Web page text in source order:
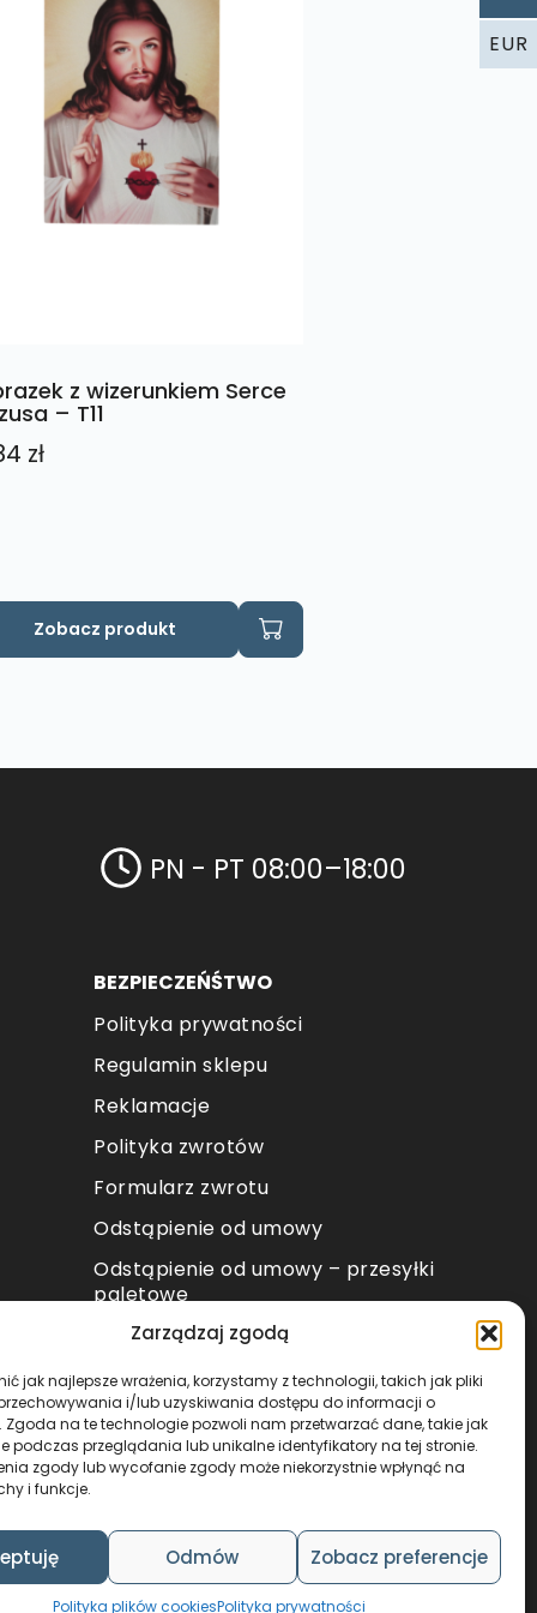
Zarządzaj zgodą
jak najlepsze wrażenia, korzystamy z technologii, takich jak pliki
i/lub uzyskiwania dostępu do informacji o
Zgoda na te technologie pozwoli nam przetwarzać dane, takie jak
podczas przeglądania lub unikalne identyfikatory na tej stronie.
zgody lub wycofanie zgody może niekorzystnie wpłynąć na
i funkcje.
Odmów Zobacz preferencje
Polityka plików cookiesPolityka prywatności
z wizerunkiem Serce
– T11
zł
Zobacz produkt
PN - PT 08:00–18:00
BEZPIECZEŃŚTWO
Polityka prywatności
Regulamin sklepu
Reklamacje
Polityka zwrotów
Formularz zwrotu
Odstąpienie od umowy
Odstąpienie od umowy – przesyłki
paletowe
METODY PŁATNOŚCI
DESIGN & CODE BYFOXSTUDIO
EUR